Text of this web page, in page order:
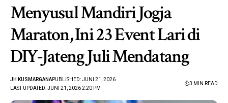
Menyusul Mandiri Jogja
Maraton, Ini 23 Event Lari di
DIY-Jateng Juli Mendatang
LAST UPDATED: JUNI 21, 2026 2:20 PM
JH KUSMARGANAPUBLISHED: JUNI 21, 2026
3 MIN READ